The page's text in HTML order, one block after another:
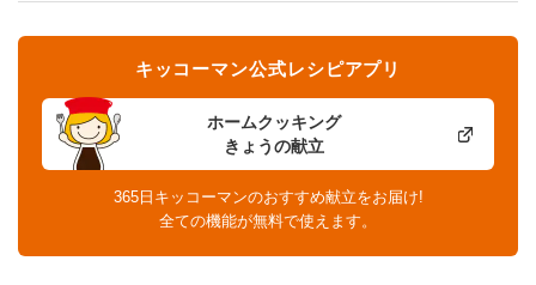
ホームクッキング
きょうの献立
キッコーマン公式レシピアプリ
365日キッコーマンのおすすめ献立をお届け!
全ての機能が無料で使えます。